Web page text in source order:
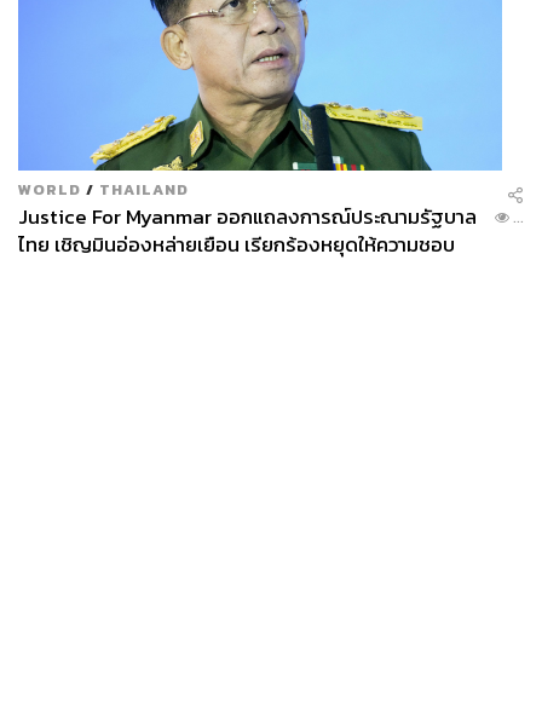
WORLD / THAILAND
Justice For Myanmar ออกแถลงการณ์ประณามรัฐบาล
ไทย เชิญมินอ่องหล่ายเยือน เรียกร้องหยุดให้ความชอบ
...